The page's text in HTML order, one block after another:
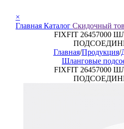
×
Главная Каталог Скидочный
FIXFIT 26457000
Главная/Продукция/
Шланговые
FIXFIT 26457000